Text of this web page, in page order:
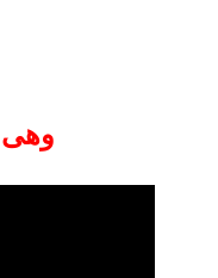
وهى ذات